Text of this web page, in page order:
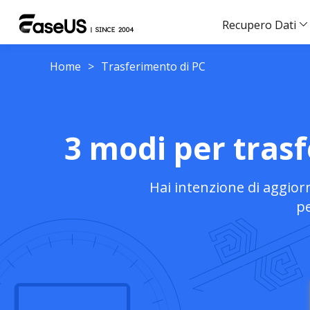
Recupero Dati
Home > Trasferimento di PC
3 modi per
Hai intenzione di